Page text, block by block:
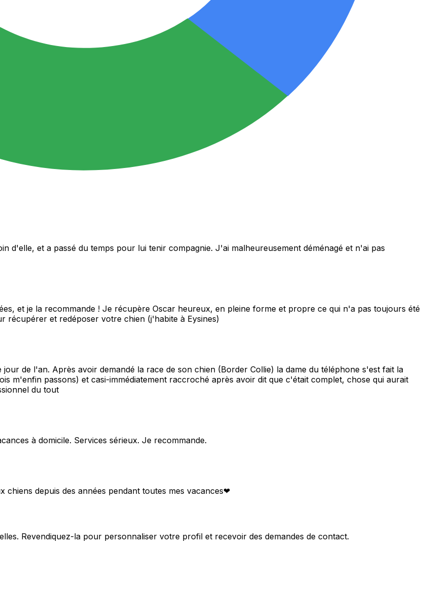
d'elle, et a passé du temps pour lui tenir compagnie. J'ai malheureusement déménagé et n'ai pas
et je la recommande ! Je récupère Oscar heureux, en pleine forme et propre ce qui n'a pas toujours été
récupérer et redéposer votre chien (j'habite à Eysines)
de l'an. Après avoir demandé la race de son chien (Border Collie) la dame du téléphone s'est fait la
m'enfin passons) et casi-immédiatement raccroché après avoir dit que c'était complet, chose qui aurait
du tout
à domicile. Services sérieux. Je recommande.
chiens depuis des années pendant toutes mes vacances❤
Revendiquez-la pour personnaliser votre profil et recevoir des demandes de contact.